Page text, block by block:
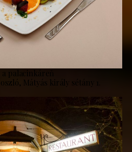
palacinkáreň
Mátyás király sétány 1.